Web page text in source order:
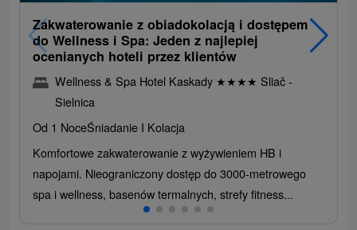
Zakwaterowanie z obiadokolacją i dostępem
do Wellness i Spa: Jeden z najlepiej
ocenianych hoteli przez klientów
Wellness & Spa Hotel Kaskady ★★★★ Sliač -
Sielnica
Od 1 NoceŚniadanie I Kolacja
Komfortowe zakwaterowanie z wyżywieniem HB i
napojami. Nieograniczony dostęp do 3000-metrowego
spa i wellness, basenów termalnych, strefy fitness...